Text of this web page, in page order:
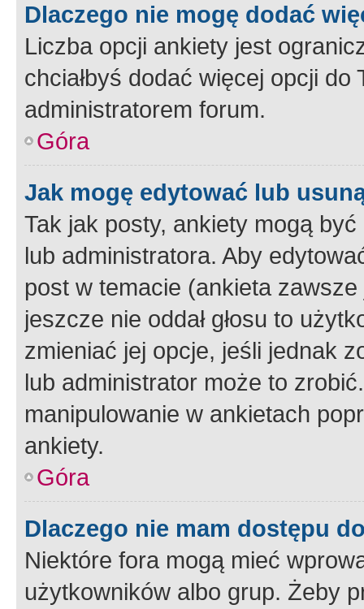
Dlaczego nie mogę dodać
Liczba opcji ankiety jest
chciałbyś dodać więcej opcji
administratorem forum.
Góra
Jak mogę edytować lub
Tak jak posty, ankiety mogą
lub administratora. Aby
post w temacie (ankieta
jeszcze nie oddał głosu to
zmieniać jej opcje, jeśli jednak
lub administrator może to
manipulowanie w ankietach
ankiety.
Góra
Dlaczego nie mam dostępu
Niektóre fora mogą mieć
użytkowników albo grup. Żeby